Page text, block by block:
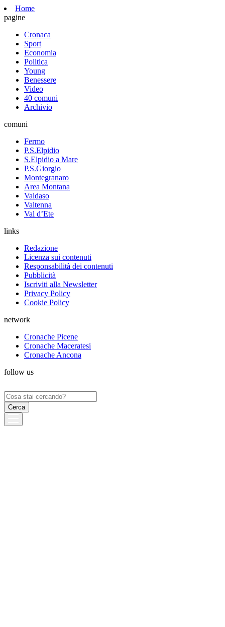
Home
pagine
Cronaca
Sport
Economia
Politica
Young
Benessere
Video
40 comuni
Archivio
comuni
Fermo
P.S.Elpidio
S.Elpidio a Mare
P.S.Giorgio
Montegranaro
Area Montana
Valdaso
Valtenna
Val d’Ete
links
Redazione
Licenza sui contenuti
Responsabilità dei contenuti
Pubblicità
Iscriviti alla Newsletter
Privacy Policy
Cookie Policy
network
Cronache Picene
Cronache Maceratesi
Cronache Ancona
follow us
Ricerca
per: